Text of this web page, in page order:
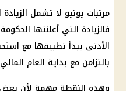
مرتبات يونيو لا تشمل
الأدنى يبدأ تطبيقها مع
بالتزامن مع بداية العام